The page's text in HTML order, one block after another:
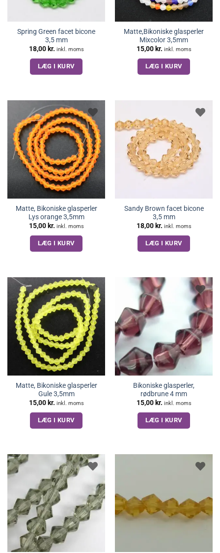
Spring Green facet bicone
3,5 mm
18,00 kr. inkl. moms
LÆG I KURV
Matte,Bikoniske glasperler
Mixcolor 3,5mm
15,00 kr. inkl. moms
LÆG I KURV
Matte, Bikoniske glasperler
Lys orange 3,5mm
15,00 kr. inkl. moms
LÆG I KURV
Sandy Brown facet bicone
3,5 mm
18,00 kr. inkl. moms
LÆG I KURV
Matte, Bikoniske glasperler
Gule 3,5mm
15,00 kr. inkl. moms
LÆG I KURV
Bikoniske glasperler,
rødbrune 4 mm
15,00 kr. inkl. moms
LÆG I KURV